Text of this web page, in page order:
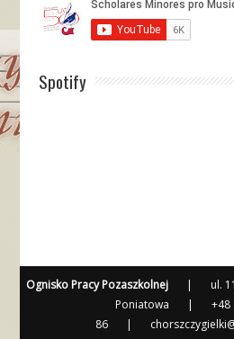
Spotify
Ognisko Pracy Pozaszkolnej | ul.
Poniatowa
|
+48
86
|